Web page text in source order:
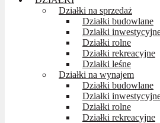
Działki na sprzedaż
Działki budowlane
Działki
Działki rolne
Działki rekreacyjne
Działki leśne
Działki na wynajem
Działki budowlane
Działki
Działki rolne
Działki rekreacyjne